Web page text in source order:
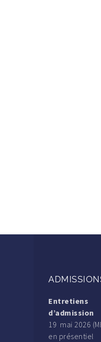
Entretiens
d’admission
19 mai 2026
en présentiel